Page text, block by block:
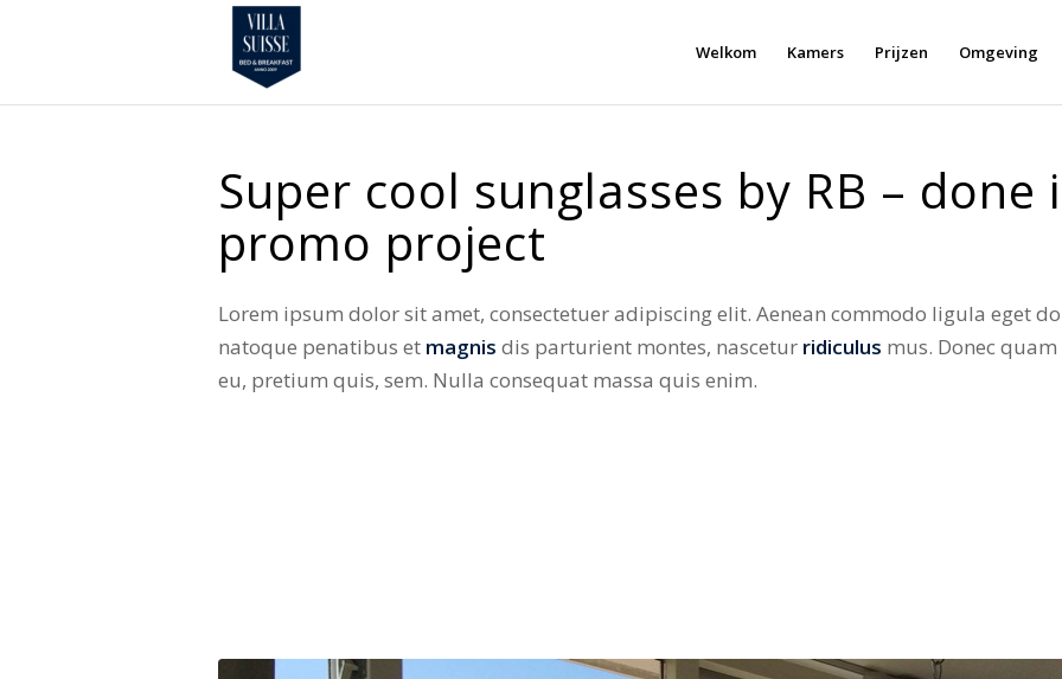
Welkom Kamers Prijzen Omgeving
Super cool sunglasses by RB –
promo project
Lorem ipsum dolor sit amet, consectetuer adipiscing elit. Aenean commodo ligula eget
natoque penatibus et magnis dis parturient montes, nascetur ridiculus mus. Donec
eu, pretium quis, sem. Nulla consequat massa quis enim.